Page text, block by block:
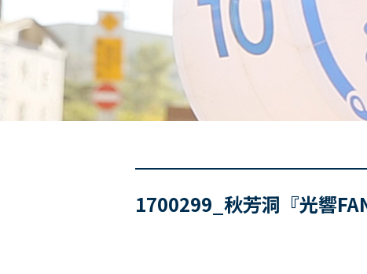
1700299_秋芳洞『光響